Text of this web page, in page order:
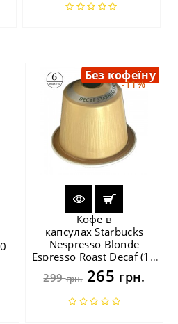
-11%
Без кофеїну
Кофе в
капсулах Starbucks
Nespresso Blonde
Espresso Roast Decaf (10
шт.)
299грн.265 грн.